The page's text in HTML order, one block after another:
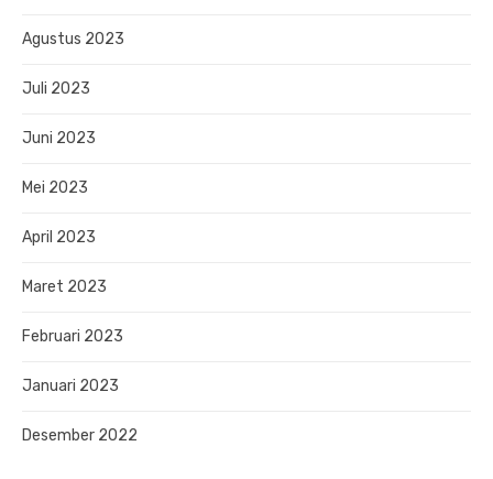
Agustus 2023
Juli 2023
Juni 2023
Mei 2023
April 2023
Maret 2023
Februari 2023
Januari 2023
Desember 2022